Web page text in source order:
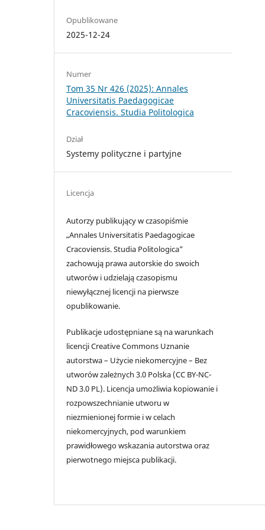
Opublikowane
2025-12-24
Numer
Tom 35 Nr 426 (2025): Annales
Universitatis Paedagogicae
Cracoviensis. Studia Politologica
Dział
Systemy polityczne i partyjne
Licencja
Autorzy publikujący w czasopiśmie
„Annales Universitatis Paedagogicae
Cracoviensis. Studia Politologica”
zachowują prawa autorskie do swoich
utworów i udzielają czasopismu
niewyłącznej licencji na pierwsze
opublikowanie.
Publikacje udostępniane są na warunkach
licencji Creative Commons Uznanie
autorstwa – Użycie niekomercyjne – Bez
utworów zależnych 3.0 Polska (CC BY-NC-
ND 3.0 PL). Licencja umożliwia kopiowanie i
rozpowszechnianie utworu w
niezmienionej formie i w celach
niekomercyjnych, pod warunkiem
prawidłowego wskazania autorstwa oraz
pierwotnego miejsca publikacji.